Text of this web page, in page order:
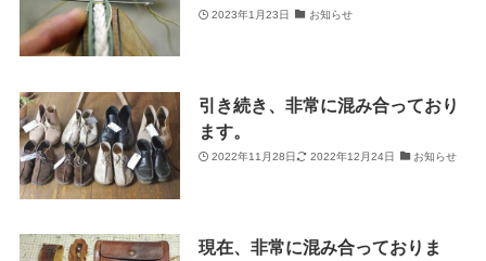
2023年1月23日 お知らせ
引き続き、非常に混み合っており
ます。
2022年11月28日 2022年12月24日 お知らせ
現在、非常に混み合っておりま